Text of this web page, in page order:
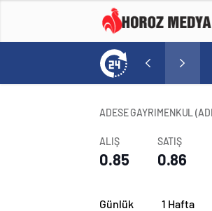
ADESE GAYRIMENKUL
ALIŞ
0.85
SATIŞ
0.86
Günlük 1 Hafta